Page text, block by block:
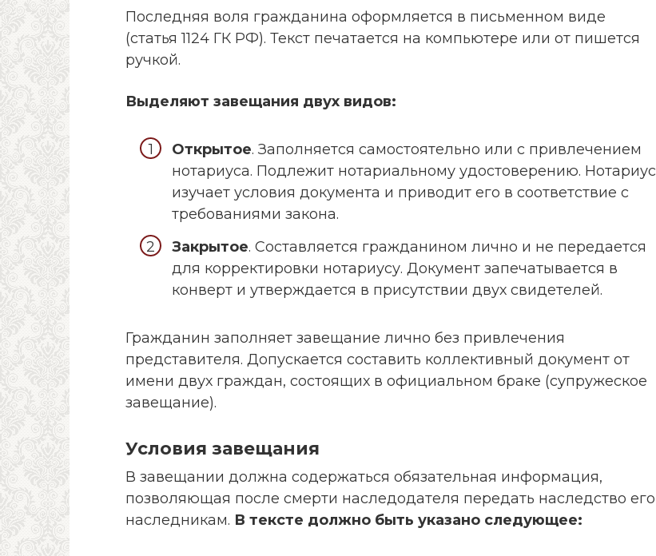
Последняя воля гражданина оформляется в письменном виде
(статья 1124 ГК РФ). Текст печатается на компьютере или от пишется
ручкой.
Выделяют завещания двух видов:
Открытое. Заполняется самостоятельно или с привлечением
нотариуса. Подлежит нотариальному удостоверению. Нотариус
изучает условия документа и приводит его в соответствие с
требованиями закона.
Закрытое. Составляется гражданином лично и не передается
для корректировки нотариусу. Документ запечатывается в
конверт и утверждается в присутствии двух свидетелей.
Гражданин заполняет завещание лично без привлечения
представителя. Допускается составить коллективный документ от
имени двух граждан, состоящих в официальном браке (супружеское
завещание).
Условия завещания
В завещании должна содержаться обязательная информация,
позволяющая после смерти наследодателя передать наследство его
наследникам. В тексте должно быть указано следующее: